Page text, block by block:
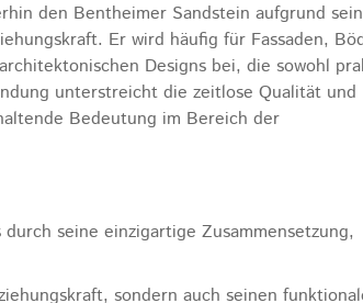
den Bentheimer Sandstein aufgrund
Er wird häufig für Fassaden,
Designs bei, die sowohl
unterstreicht die zeitlose Qualität und
Bedeutung im Bereich der
seine einzigartige Zusammensetzung,
sondern auch seinen